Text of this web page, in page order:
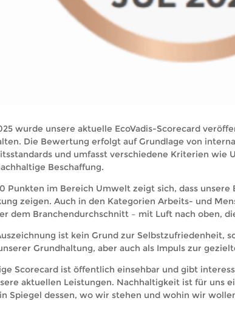
wurde unsere aktuelle EcoVadis-Scorecard
Die Bewertung erfolgt auf Grundlage von
und umfasst verschiedene Kriterien wie
Beschaffung.
Punkten im Bereich Umwelt zeigt sich, dass
zeigen. Auch in den Kategorien Arbeits- und
dem Branchendurchschnitt – mit Luft nach oben,
ist kein Grund zur Selbstzufriedenheit,
Grundhaltung, aber auch als Impuls zur
Scorecard ist öffentlich einsehbar und gibt
aktuellen Leistungen. Nachhaltigkeit ist für uns
Spiegel dessen, wo wir stehen und wohin wir